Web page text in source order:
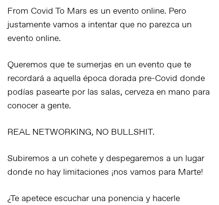
From Covid To Mars es un evento online. Pero
justamente vamos a intentar que no parezca un
evento online.
Queremos que te sumerjas en un evento que te
recordará a aquella época dorada pre-Covid donde
podías pasearte por las salas, cerveza en mano para
conocer a gente.
REAL NETWORKING, NO BULLSHIT.
Subiremos a un cohete y despegaremos a un lugar
donde no hay limitaciones ¡nos vamos para Marte!
¿Te apetece escuchar una ponencia y hacerle